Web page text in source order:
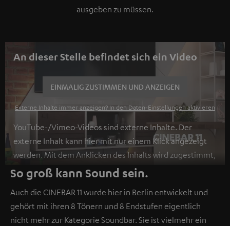
ausgeben zu müssen.
An dieser Stelle befindet sich ein Video
EINMALIG ZUSTIMMEN UND ANZEIGEN
Externe Inhalte immer anzeigen? In den Daten‑Einstellungen aktivieren
YouTube-/Vimeo-Videos sind externe Inhalte. Der
externe Inhalt kann hier mit nur einem Klick angezeigt
werden. Mit dem Anklicken des Inhalts wird zugestimmt,
dass externe Inhalte angezeigt werden. Dabei können
personenbezogene Daten an Drittplattformen
übermittelt werden.Weitere Informationen sind in der
Datenschutzerklärung unter I zu finden.
So groß kann Sound sein.
Auch die CINEBAR 11 wurde hier in Berlin entwickelt und
gehört mit ihren 8 Tönern und 8 Endstufen eigentlich
nicht mehr zur Kategorie Soundbar. Sie ist vielmehr ein